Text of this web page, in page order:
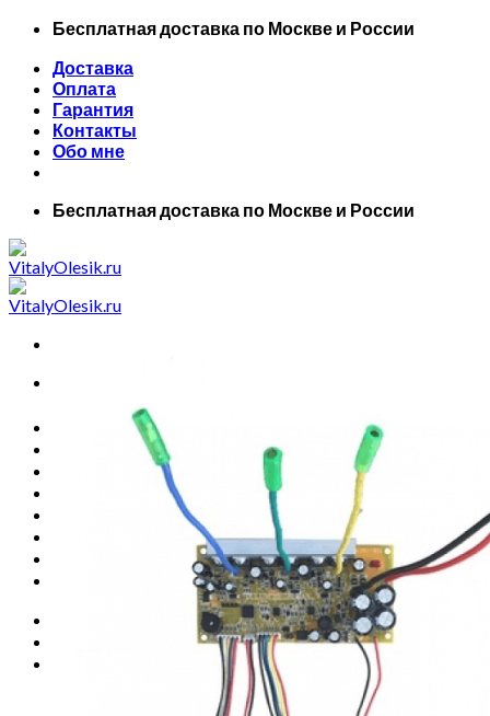
Skip
content
Бесплатная доставка по Москве и России
Доставка
Оплата
Гарантия
Контакты
Обо мне
Бесплатная доставка по Москве и России
Все товары
Запчасти для моноколес
Куклы Monster High
Обучение езде на моноколесе